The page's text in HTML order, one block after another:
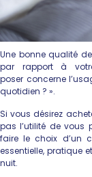
Une bonne qualité
par rapport à
poser concerne
quotidien ? ».
Si vous désirez
pas l’utilité de vous
faire le choix d’un
essentielle, pratique
nuit.